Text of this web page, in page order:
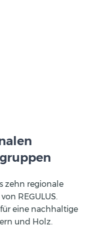
zehn regionale
REGULUS.
eine nachhaltige
und Holz.